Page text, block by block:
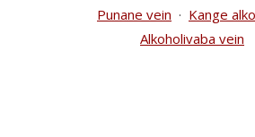
Punane vein · Kange
Alkoholivaba vein